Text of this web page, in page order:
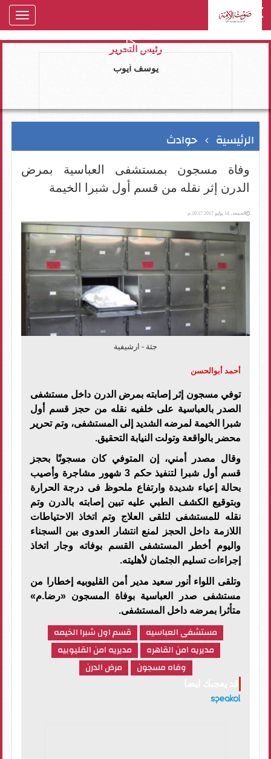
رئيس التحرير
يوسف ايوب
الرئيسية حوادث
وفاة مسجون بمستشفى العباسية بمرض
الدرن إثر نقله من قسم أول شبرا الخيمة
الجمعة، 14 يوليو 2017 10:17 م
جثة - ارشيفية
أحمد أبوالحسن
توفي مسجون إثر إصابته بمرض الدرن داخل مستشفى
الصدر بالعباسية على خلفيه نقله من حجز قسم أول
شبرا الخيمة لمرضه الشديد إلى المستشفى، وتم تحرير
محضر بالواقعة وتولت النيابة التحقيق.
وقال مصدر أمني، إن المتوفي كان مسجونًا بحجز
قسم أول شبرا لتنفيذ حكم 3 شهور مشاجرة وأصيب
بحالة إعياء شديدة وارتفاع ملحوظ فى درجة الحرارة
وبتوقيع الكشف الطبي عليه تبين إصابته بالدرن وتم
نقله للمستشفى لتلقى العلاج وتم اتخاذ الاحتياطات
اللازمة داخل الحجز لمنع انتشار العدوى بين السجناء
واليوم أخطر المستشفى القسم بوفاته وجار اتخاذ
إجراءات تسليم الجثمان لأهليته.
وتلقى اللواء أنور سعيد مدير أمن القليوبيه إخطارا من
مستشفى صدر العباسية بوفاة المسجون «رضا.م»
متأثرا بمرضه داخل المستشفى.
مستشفى العباسيه
قسم اول شبرا الخيمه
مديريه امن القاهره
مديريه امن القليوبيه
وفاه مسجون
مرض الدرن